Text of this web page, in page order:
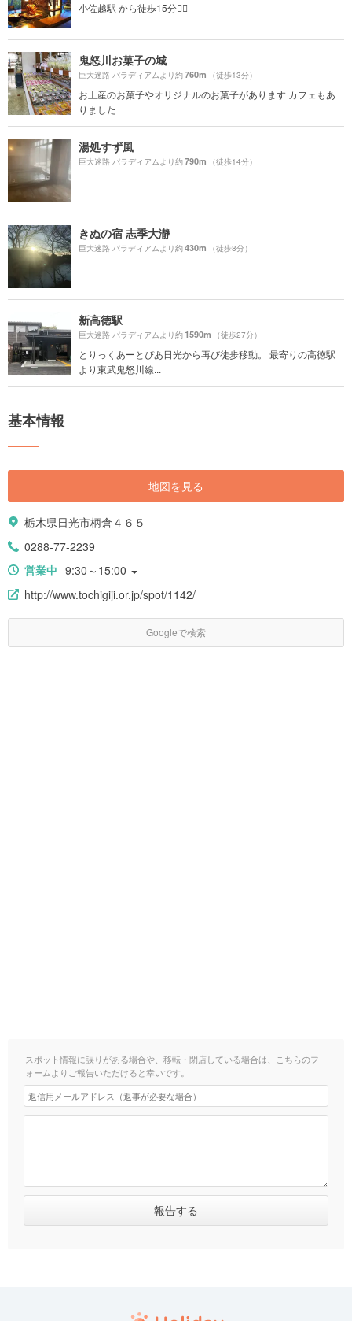
小佐越駅 から徒歩15分🚶‍♀️
鬼怒川お菓子の城
巨大迷路 パラディアムより約760m （徒歩13分）
お土産のお菓子やオリジナルのお菓子があります カフェもあ
りました
湯処すず風
巨大迷路 パラディアムより約790m （徒歩14分）
きぬの宿 志季大瀞
巨大迷路 パラディアムより約430m （徒歩8分）
新高徳駅
巨大迷路 パラディアムより約1590m （徒歩27分）
とりっくあーとぴあ日光から再び徒歩移動。 最寄りの高徳駅
より東武鬼怒川線...
基本情報
地図を見る
栃木県日光市柄倉４６５
0288-77-2239
営業中 9:30～15:00
http://www.tochigiji.or.jp/spot/1142/
Googleで検索
スポット情報に誤りがある場合や、移転・閉店している場合は、こちらのフ
ォームよりご報告いただけると幸いです。